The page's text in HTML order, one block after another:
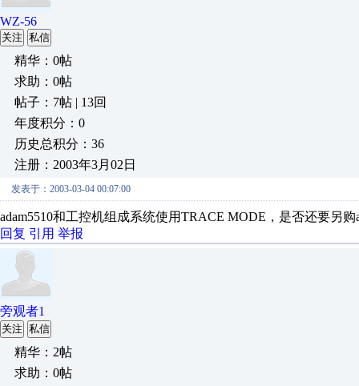
WZ-56
关注 私信
精华：0帖
求助：0帖
帖子：7帖 | 13回
年度积分：0
历史总积分：36
注册：2003年3月02日
发表于：2003-03-04 00:07:00
adam5510和工控机组成系统使用TRACE MODE，是否还要另购
回复 引用 举报
旁观者1
关注 私信
精华：2帖
求助：0帖